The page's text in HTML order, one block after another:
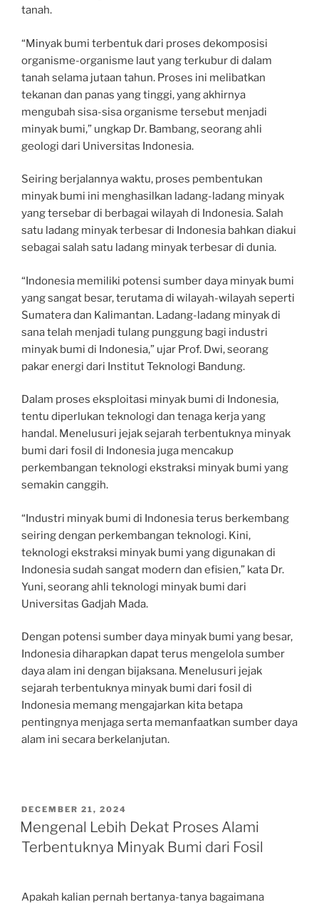
tanah.
“Minyak bumi terbentuk dari proses dekomposisi
organisme-organisme laut yang terkubur di dalam
tanah selama jutaan tahun. Proses ini melibatkan
tekanan dan panas yang tinggi, yang akhirnya
mengubah sisa-sisa organisme tersebut menjadi
minyak bumi,” ungkap Dr. Bambang, seorang ahli
geologi dari Universitas Indonesia.
Seiring berjalannya waktu, proses pembentukan
minyak bumi ini menghasilkan ladang-ladang minyak
yang tersebar di berbagai wilayah di Indonesia. Salah
satu ladang minyak terbesar di Indonesia bahkan diakui
sebagai salah satu ladang minyak terbesar di dunia.
“Indonesia memiliki potensi sumber daya minyak bumi
yang sangat besar, terutama di wilayah-wilayah seperti
Sumatera dan Kalimantan. Ladang-ladang minyak di
sana telah menjadi tulang punggung bagi industri
minyak bumi di Indonesia,” ujar Prof. Dwi, seorang
pakar energi dari Institut Teknologi Bandung.
Dalam proses eksploitasi minyak bumi di Indonesia,
tentu diperlukan teknologi dan tenaga kerja yang
handal. Menelusuri jejak sejarah terbentuknya minyak
bumi dari fosil di Indonesia juga mencakup
perkembangan teknologi ekstraksi minyak bumi yang
semakin canggih.
“Industri minyak bumi di Indonesia terus berkembang
seiring dengan perkembangan teknologi. Kini,
teknologi ekstraksi minyak bumi yang digunakan di
Indonesia sudah sangat modern dan efisien,” kata Dr.
Yuni, seorang ahli teknologi minyak bumi dari
Universitas Gadjah Mada.
Dengan potensi sumber daya minyak bumi yang besar,
Indonesia diharapkan dapat terus mengelola sumber
daya alam ini dengan bijaksana. Menelusuri jejak
sejarah terbentuknya minyak bumi dari fosil di
Indonesia memang mengajarkan kita betapa
pentingnya menjaga serta memanfaatkan sumber daya
alam ini secara berkelanjutan.
POSTED
ON
DECEMBER 21, 2024
Mengenal Lebih Dekat Proses Alami
Terbentuknya Minyak Bumi dari Fosil
Apakah kalian pernah bertanya-tanya bagaimana